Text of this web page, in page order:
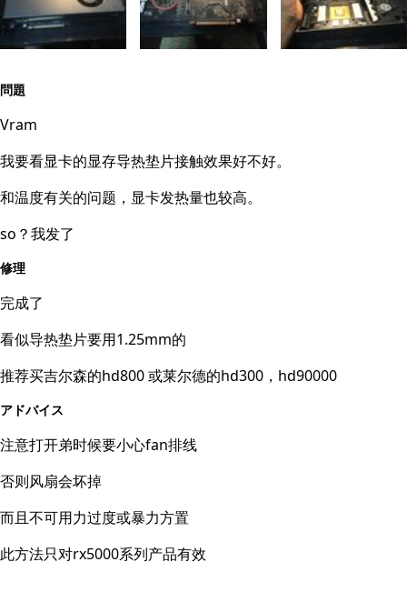
問題
Vram
我要看显卡的显存导热垫片接触效果好不好。
和温度有关的问题，显卡发热量也较高。
so？我发了
修理
完成了
看似导热垫片要用1.25mm的
推荐买吉尔森的hd800 或莱尔德的hd300，hd90000
アドバイス
注意打开弟时候要小心fan排线
否则风扇会坏掉
而且不可用力过度或暴力方置
此方法只对rx5000系列产品有效